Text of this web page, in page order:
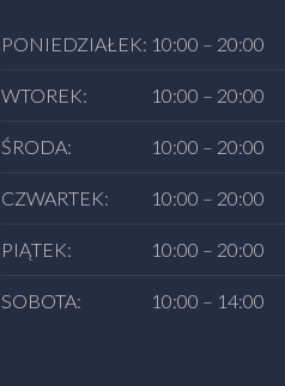
PONIEDZIAŁEK: 10:00 – 20:00
WTOREK: 10:00 – 20:00
ŚRODA: 10:00 – 20:00
CZWARTEK: 10:00 – 20:00
PIĄTEK: 10:00 – 20:00
SOBOTA: 10:00 – 14:00